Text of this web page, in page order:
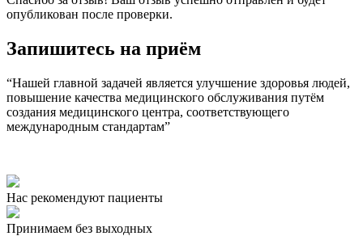
опубликован после проверки.
Запишитесь на приём
“Нашей главной задачей является улучшение здоровья людей,
повышение качества медицинского обслуживания путём
создания медицинского центра, соответствующего
международным стандартам”
Нас рекомендуют пациенты
Принимаем без выходных